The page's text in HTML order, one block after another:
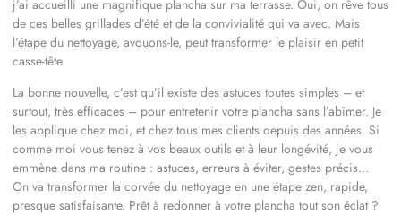
j’ai accueilli une magnifique plancha sur ma terrasse. Oui, on rêve tous
de ces belles grillades d’été et de la convivialité qui va avec. Mais
l’étape du nettoyage, avouons-le, peut transformer le plaisir en petit
casse-tête.
La bonne nouvelle, c’est qu’il existe des astuces toutes simples – et
surtout, très efficaces – pour entretenir votre plancha sans l’abîmer. Je
les applique chez moi, et chez tous mes clients depuis des années. Si
comme moi vous tenez à vos beaux outils et à leur longévité, je vous
emmène dans ma routine : astuces, erreurs à éviter, gestes précis…
On va transformer la corvée du nettoyage en une étape zen, rapide,
presque satisfaisante. Prêt à redonner à votre plancha tout son éclat ?